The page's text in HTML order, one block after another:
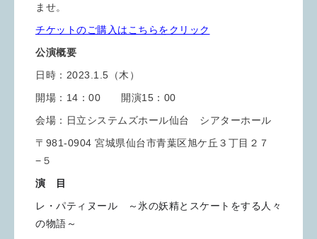
ませ。
チケットのご購入はこちらをクリック
公演概要
日時：2023.1.5（木）
開場：14：00 開演15：00
会場：日立システムズホール仙台 シアターホール
〒981-0904 宮城県仙台市青葉区旭ケ丘３丁目２７
−５
演 目
レ・パティヌール ～氷の妖精とスケートをする人々
の物語～